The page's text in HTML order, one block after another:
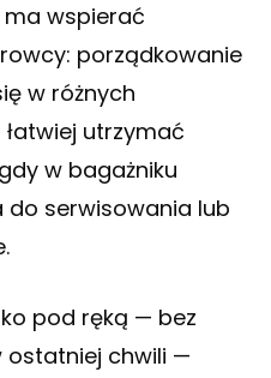
ma wspierać
porządkowanie
w różnych
utrzymać
w bagażniku
serwisowania lub
pod ręką — bez
ostatniej chwili —